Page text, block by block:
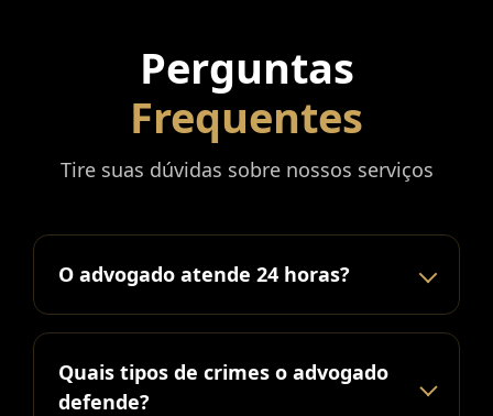
Perguntas
Frequentes
Tire suas dúvidas sobre nossos serviços
O advogado atende 24 horas?
Quais tipos de crimes o advogado
defende?